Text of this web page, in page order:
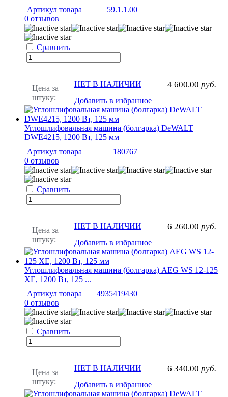
Артикул товара
59.1.1.00
0 отзывов
Сравнить
Цена за
штуку:
4 600.00 руб.
НЕТ В НАЛИЧИИ
Добавить в избранное
Углошлифовальная машина (болгарка) DeWALT
DWE4215, 1200 Вт, 125 мм
Артикул товара
180767
0 отзывов
Сравнить
Цена за
штуку:
6 260.00 руб.
НЕТ В НАЛИЧИИ
Добавить в избранное
Углошлифовальная машина (болгарка) AEG WS 12-125
ХЕ, 1200 Вт, 125 ...
Артикул товара
4935419430
0 отзывов
Сравнить
Цена за
штуку:
6 340.00 руб.
НЕТ В НАЛИЧИИ
Добавить в избранное